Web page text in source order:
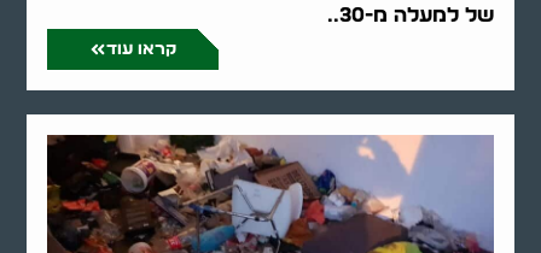
של למעלה מ-30..
קראו עוד